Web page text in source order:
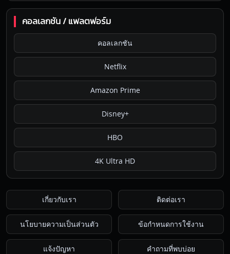
คอลเลกชัน / แพลตฟอร์ม
คอลเลกชัน
Netflix
Amazon Prime
Disney+
HBO
4K Ultra HD
เกี่ยวกับเรา ติดต่อเรา
นโยบายความเป็นส่วนตัว ข้อกำหนดการใช้งาน
แจ้งปัญหา คำถามที่พบบ่อย